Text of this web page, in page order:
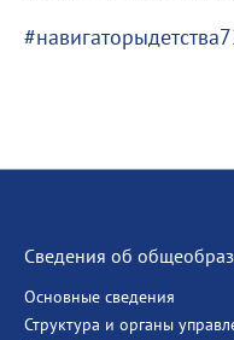
Сведения об
Основные сведения
Структура и органы